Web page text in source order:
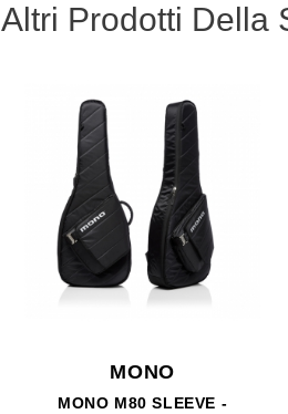
Altri Prodotti Della
MONO
MONO M80 SLEEVE -